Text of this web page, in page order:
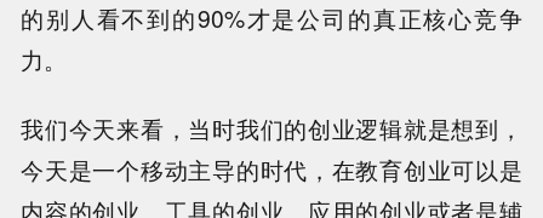
的别人看不到的90%才是公司的真正核心竞争
力。
我们今天来看，当时我们的创业逻辑就是想到，
今天是一个移动主导的时代，在教育创业可以是
内容的创业、工具的创业、应用的创业或者是辅